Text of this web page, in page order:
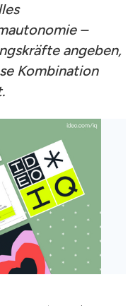
–
angeben,
Kombination